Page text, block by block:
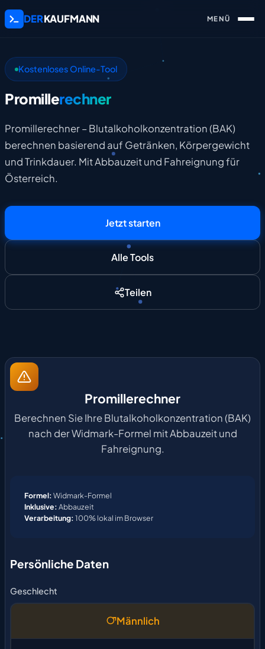
DERKAUFMANN
Kostenloses Online-Tool
Promillerechner
Promillerechner – Blutalkoholkonzentration (BAK)
berechnen basierend auf Getränken, Körpergewicht
und Trinkdauer. Mit Abbauzeit und Fahreignung für
Österreich.
Jetzt starten
Alle Tools
Teilen
Promillerechner
Berechnen Sie Ihre Blutalkoholkonzentration (BAK)
nach der Widmark-Formel mit Abbauzeit und
Fahreignung.
Formel:Widmark-Formel
Inklusive:Abbauzeit
Verarbeitung:100% lokal im Browser
Persönliche Daten
Geschlecht
Männlich